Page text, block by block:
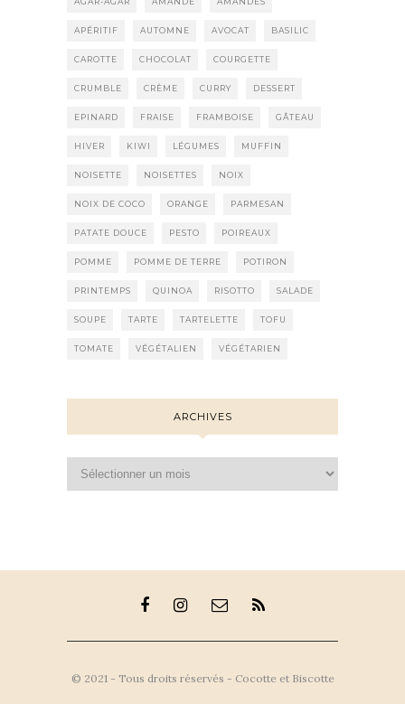
APÉRITIF AUTOMNE AVOCAT BASILIC
CAROTTE CHOCOLAT COURGETTE
CRUMBLE CRÈME CURRY DESSERT
EPINARD FRAISE FRAMBOISE GÂTEAU
HIVER KIWI LÉGUMES MUFFIN
NOISETTE NOISETTES NOIX
NOIX DE COCO ORANGE PARMESAN
PATATE DOUCE PESTO POIREAUX
POMME POMME DE TERRE POTIRON
PRINTEMPS QUINOA RISOTTO SALADE
SOUPE TARTE TARTELETTE TOFU
TOMATE VÉGÉTALIEN VÉGÉTARIEN
ARCHIVES
© 2021 - Tous droits réservés - Cocotte et Biscotte